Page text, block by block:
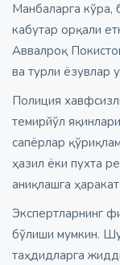
Манбаларга кўра,
кабутар орқали
Аввалроқ
ва турли ёзувлар
Полиция
темирйўл
сапёрлар
ҳазил ёки пухта
аниқлашга
Экспертларнинг
бўлиши мумкин.
таҳдидларга